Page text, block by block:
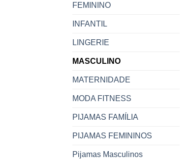
FEMININO
INFANTIL
LINGERIE
MASCULINO
MATERNIDADE
MODA FITNESS
PIJAMAS FAMÍLIA
PIJAMAS FEMININOS
Pijamas Masculinos